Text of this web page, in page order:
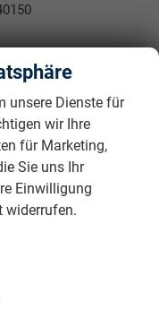
/ FREI
unsere Dienste für
wir Ihre
für Marketing,
Sie uns Ihr
Einwilligung
widerrufen.